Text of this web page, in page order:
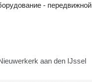
- передвижной
aan den IJssel